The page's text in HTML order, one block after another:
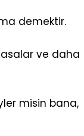
demektir.
ve daha
misin bana,